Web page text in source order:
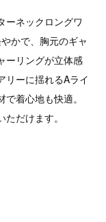
ーネックロングワ
かで、胸元のギャ
ーリングが立体感
リーに揺れるAライ
着心地も快適。
だけます。